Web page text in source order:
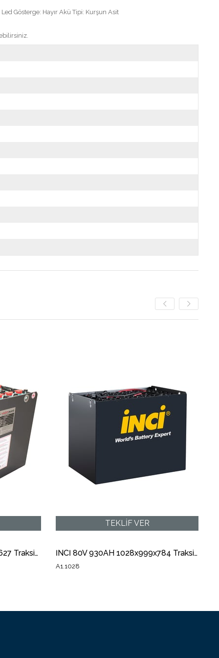
Gösterge: Hayır Akü Tipi: Kurşun Asit
YİĞİT 48V 500Ah 830x522x627 Traksiyoner Forklift Aküsü A1.1011 İNCİ 80V 930AH 1028x999x784 Traksiyoner Forklift Aküsü A1.1028
A1.1028